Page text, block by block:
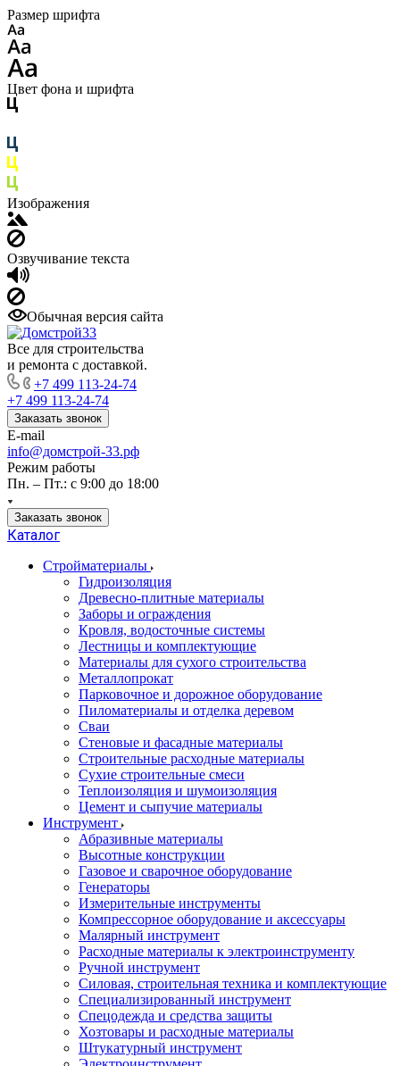
Размер шрифта
Цвет фона и шрифта
Изображения
Озвучивание текста
Обычная версия сайта
Все для строительства
и ремонта с доставкой.
+7 499 113-24-74
+7 499 113-24-74
Заказать звонок
E-mail
info@домстрой-33.рф
Режим работы
Пн. – Пт.: с 9:00 до 18:00
Заказать звонок
Каталог
Стройматериалы
Гидроизоляция
Древесно-плитные материалы
Заборы и ограждения
Кровля, водосточные системы
Лестницы и комплектующие
Материалы для сухого строительства
Металлопрокат
Парковочное и дорожное оборудование
Пиломатериалы и отделка деревом
Сваи
Стеновые и фасадные материалы
Строительные расходные материалы
Сухие строительные смеси
Теплоизоляция и шумоизоляция
Цемент и сыпучие материалы
Инструмент
Абразивные материалы
Высотные конструкции
Газовое и сварочное оборудование
Генераторы
Измерительные инструменты
Компрессорное оборудование и аксессуары
Малярный инструмент
Расходные материалы к электроинструменту
Ручной инструмент
Силовая, строительная техника и комплектующие
Специализированный инструмент
Спецодежда и средства защиты
Хозтовары и расходные материалы
Штукатурный инструмент